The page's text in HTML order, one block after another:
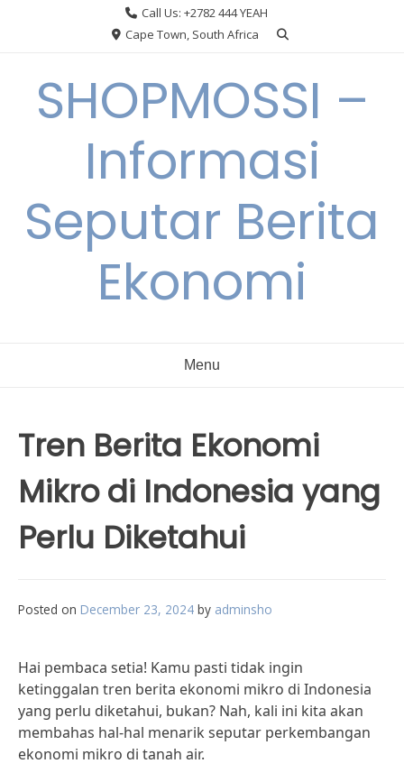
Call Us: +2782 444 YEAH
Cape Town, South Africa
SHOPMOSSI –
Informasi
Seputar Berita
Ekonomi
Menu
Tren Berita Ekonomi
Mikro di Indonesia yang
Perlu Diketahui
Posted on December 23, 2024 by adminsho
Hai pembaca setia! Kamu pasti tidak ingin
ketinggalan tren berita ekonomi mikro di Indonesia
yang perlu diketahui, bukan? Nah, kali ini kita akan
membahas hal-hal menarik seputar perkembangan
ekonomi mikro di tanah air.